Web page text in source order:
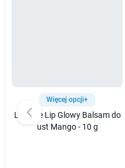
Więcej opcji+
Laneige Lip Glowy Balsam do
ust Mango - 10 g